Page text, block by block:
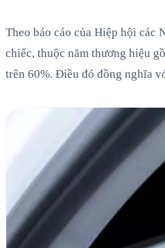
Theo báo cáo của Hiệp hội các
chiếc, thuộc năm thương hiệu
trên 60%. Điều đó đồng nghĩa